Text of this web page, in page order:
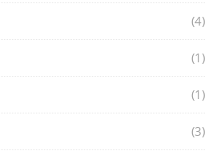
(4)
(1)
(1)
(3)